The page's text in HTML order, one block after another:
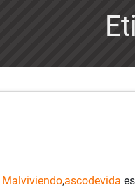
Malviviendo,ascodevida